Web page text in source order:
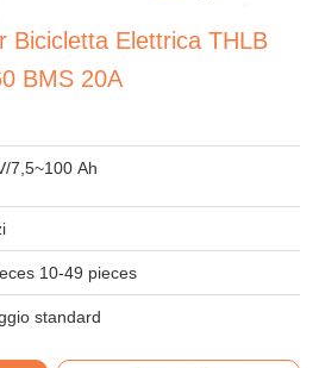
Bicicletta Elettrica THLB
BMS 20A
7,5~100 Ah
10-49 pieces
standard